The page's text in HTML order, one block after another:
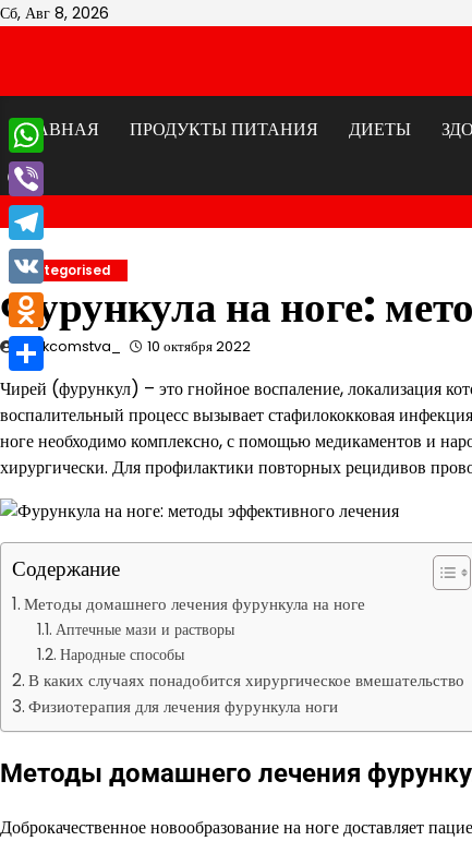
Перейти
Сб, Авг 8, 2026
ГЛАВНАЯ
ПРОДУКТЫ ПИТАНИЯ ДИЕТЫ
Uncategorised
Фурункула на ноге:
znakcomstva_ 10 октября 2022
Чирей (фурункул) – это гнойное воспаление, локализация
воспалительный процесс вызывает стафилококковая
ноге необходимо комплексно, с помощью медикаментов и
хирургически. Для профилактики повторных рецидивов
Содержание
Методы домашнего лечения фурункула на ноге
Аптечные мази и растворы
Народные способы
В каких случаях понадобится хирургическое вмешательство
Физиотерапия для лечения фурункула ноги
Методы домашнего лечения
Доброкачественное новообразование на ноге доставляет
WhatsApp
Viber
Telegram
VK
Odnoklassniki
Отправить